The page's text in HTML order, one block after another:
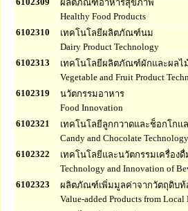
ผลิตภัณฑ์อาหารสุขภาพ
Healthy Food Products
6102310
เทคโนโลยีผลิตภัณฑ์นม
Dairy Product Technology
6102313
เทคโนโลยีผลิตภัณฑ์ผักและผลไ
Vegetable and Fruit Product
6102319
นวัตกรรมอาหาร
Food Innovation
6102321
เทคโนโลยีลูกกวาดและช็อกโกแ
Candy and Chocolate Technology
6102322
เทคโนโลยีและนวัตกรรมเครื่องดื่
Technology and Innovation of
6102323
ผลิตภัณฑ์เพิ่มมูลค่าจากวัตถุดิบท้
Value-added Products from Local